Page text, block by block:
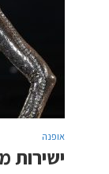
אופנה
ישירות